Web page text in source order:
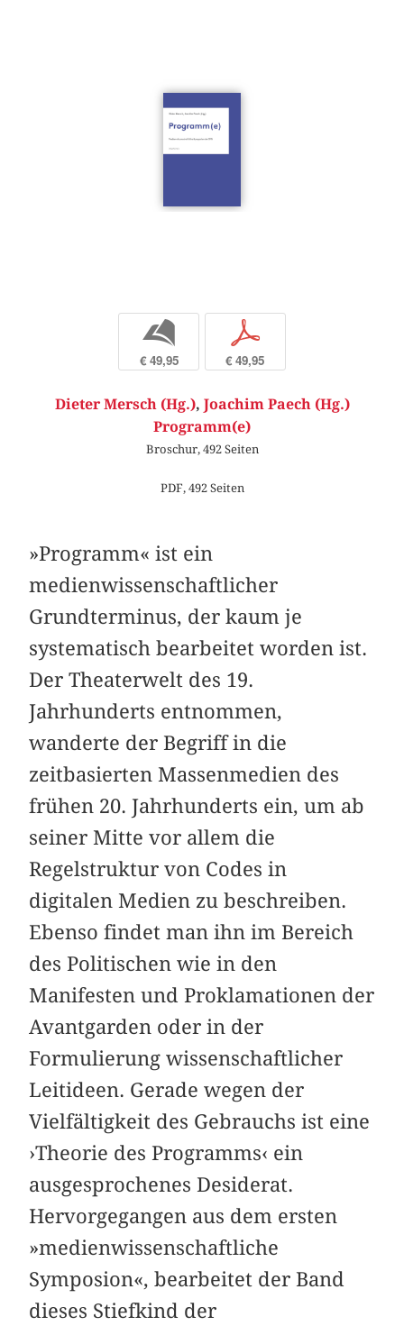
b
€ 49,95
p
€ 49,95
Dieter Mersch (Hg.), Joachim Paech (Hg.)
Programm(e)
Broschur, 492 Seiten
PDF, 492 Seiten
»Programm« ist ein
medienwissenschaftlicher
Grundterminus, der kaum je
systematisch bearbeitet worden ist.
Der Theaterwelt des 19.
Jahrhunderts entnommen,
wanderte der Begriff in die
zeitbasierten Massenmedien des
frühen 20. Jahrhunderts ein, um ab
seiner Mitte vor allem die
Regelstruktur von Codes in
digitalen Medien zu beschreiben.
Ebenso findet man ihn im Bereich
des Politischen wie in den
Manifesten und Proklamationen der
Avantgarden oder in der
Formulierung wissenschaftlicher
Leitideen. Gerade wegen der
Vielfältigkeit des Gebrauchs ist eine
›Theorie des Programms‹ ein
ausgesprochenes Desiderat.
Hervorgegangen aus dem ersten
»medienwissenschaftliche
Symposion«, bearbeitet der Band
dieses Stiefkind der